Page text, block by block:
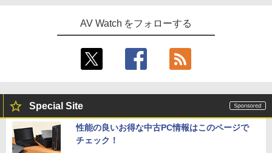
AV Watch をフォローする
Special Site
性能の良いお得な中古PC情報はこのページで
チェック！